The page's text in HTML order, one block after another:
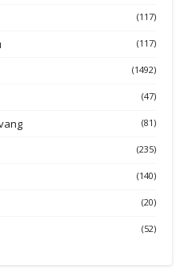
(117)
(117)
(1492)
(47)
(81)
(235)
(140)
(20)
(52)